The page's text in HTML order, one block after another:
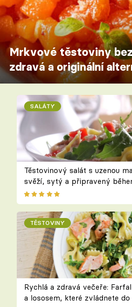
Mrkvové těstoviny
zdravá a originální
SALÁTY
Těstovinový salát s uzenou
svěží, sytý a připravený
TĚSTOVINY
Rychlá a zdravá večeře:
a lososem, které zvládnete